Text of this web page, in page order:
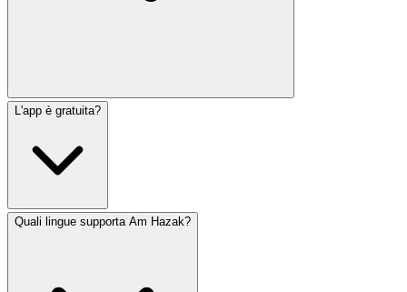
Attualmente, Am Hazak è disponibile esclusivamente su
dispositivi iOS tramite l'App Store. Stiamo lavorando per
portare l'app anche agli utenti Android in futuro.
L'app è gratuita?
Sì! Am Hazak è completamente gratuita da scaricare e
Quali lingue supporta Am Hazak?